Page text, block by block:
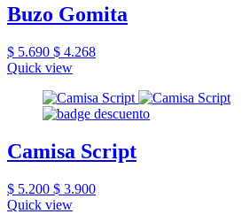
Buzo Gomita
$ 5.690 $ 4.268
Quick view
Camisa Script
$ 5.200 $ 3.900
Quick view